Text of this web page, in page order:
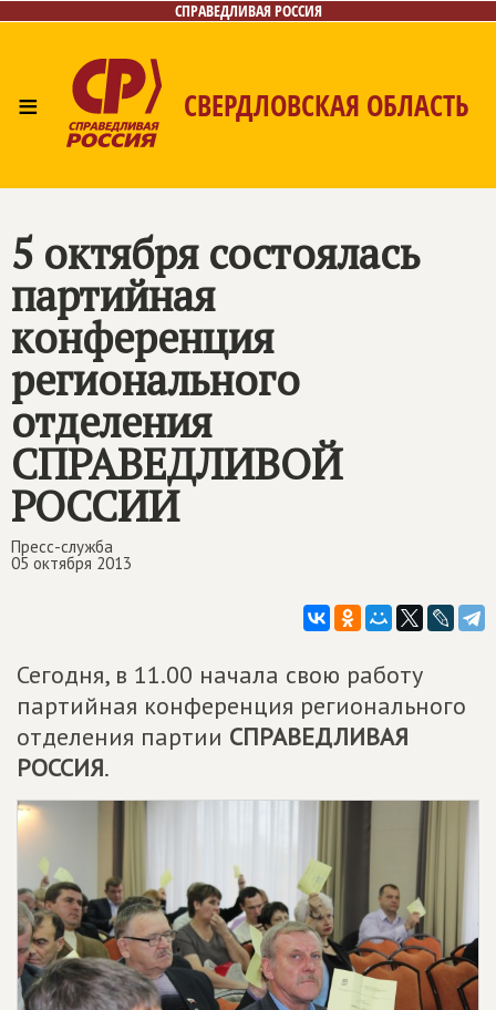
СПРАВЕДЛИВАЯ РОССИЯ
≡ СВЕРДЛОВСКАЯ ОБЛАСТЬ
5 октября состоялась
партийная
конференция
регионального
отделения
СПРАВЕДЛИВОЙ
РОССИИ
Пресс-служба
05 октября 2013
Сегодня, в 11.00 начала свою работу
партийная конференция регионального
отделения партии СПРАВЕДЛИВАЯ
РОССИЯ.